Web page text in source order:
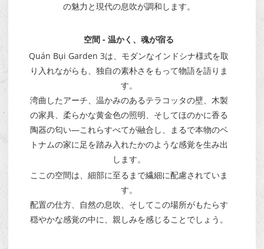
の魅力と現代の息吹が調和します。
空間 - 温かく、魂が宿る
Quán Bụi Garden 3は、モダンなインドシナ様式を取
り入れながらも、独自の素朴さをもって物語を語りま
す。
湾曲したアーチ、温かみのあるテラコッタの壁、木製
の家具、柔らかな黄金色の照明、そしてほのかに香る
陶器の匂い—これらすべてが融合し、まるで本物のベ
トナムの家に足を踏み入れたかのような感覚を生み出
します。
ここの空間は、細部に至るまで繊細に配慮されていま
す。
配置の仕方、自然の息吹、そしてこの場所がもたらす
穏やかな感覚の中に、親しみを感じることでしょう。